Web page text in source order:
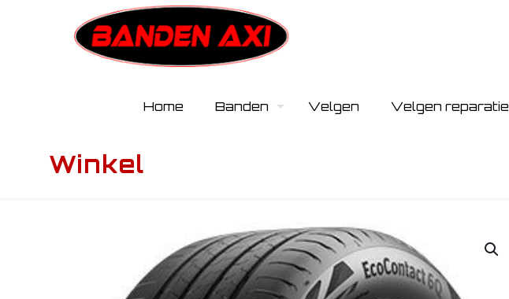
Home Banden Velgen Velgen reparatie
Winkel